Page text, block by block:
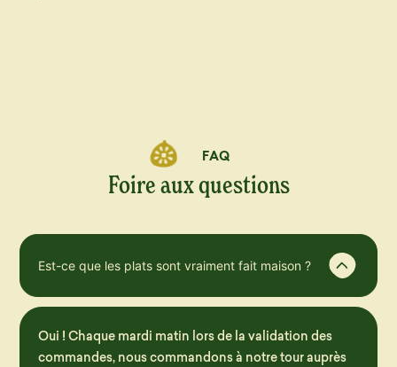
FAQ
Foire aux questions
Est-ce que les plats sont vraiment fait maison ?
Oui ! Chaque mardi matin lors de la validation des
commandes, nous commandons à notre tour auprès